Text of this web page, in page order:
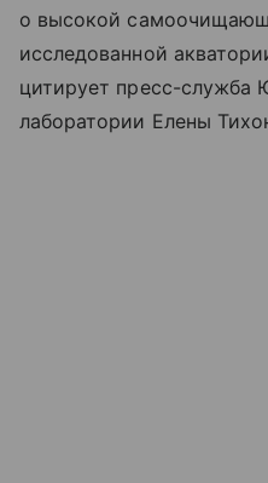
о высокой
исследованной
цитирует пресс-служба
лаборатории Елены